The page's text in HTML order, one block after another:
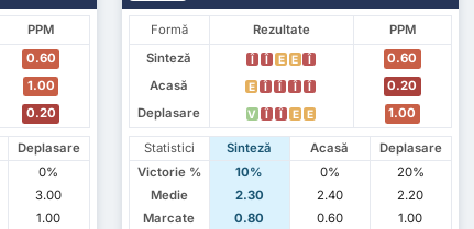
PPM
0.60
1.00
0.20
Deplasare
0%
3.00
1.00
Formă Rezultate
PPM
Sinteză
Î Î E E Î
0.60
Acasă
E Î Î Î Î
0.20
Deplasare
V Î Î E E 1.00
Statistici Sinteză Acasă
Deplasare
Victorie %
10% 0%
20%
Medie
2.30 2.40
2.20
Marcate
0.80 0.60
1.00